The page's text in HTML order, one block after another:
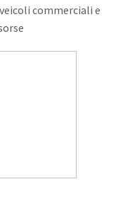
commerciali e